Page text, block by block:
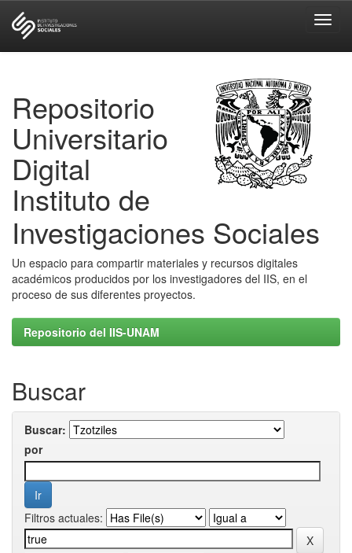
Repositorio
Universitario
Digital
Instituto de
Investigaciones Sociales
Un espacio para compartir materiales y recursos digitales
académicos producidos por los investigadores del IIS, en el
proceso de sus diferentes proyectos.
Repositorio del IIS-UNAM
Buscar
Buscar:
por
Filtros actuales: